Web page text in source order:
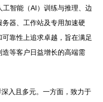
智能（AI）训练与推理、边
器、工作站及专用加速硬
靠性上追求卓越，旨在满足
等客户日益增长的高端需
入且多元。一方面，致力于